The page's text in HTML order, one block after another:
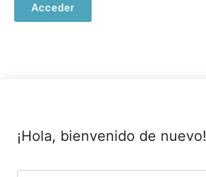
Acceder
¡Hola, bienvenido de nuevo!